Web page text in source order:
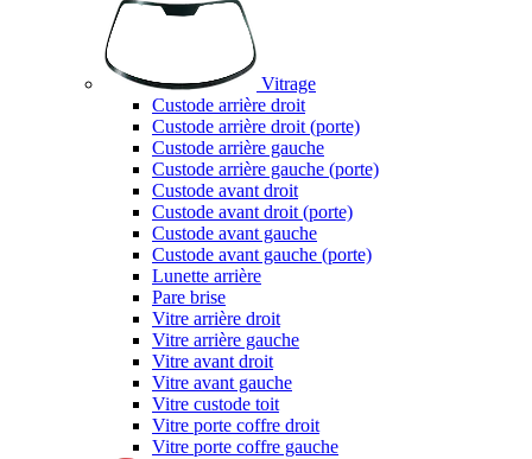
Vitrage
Custode arrière droit
Custode arrière droit (porte)
Custode arrière gauche
Custode arrière gauche (porte)
Custode avant droit
Custode avant droit (porte)
Custode avant gauche
Custode avant gauche (porte)
Lunette arrière
Pare brise
Vitre arrière droit
Vitre arrière gauche
Vitre avant droit
Vitre avant gauche
Vitre custode toit
Vitre porte coffre droit
Vitre porte coffre gauche